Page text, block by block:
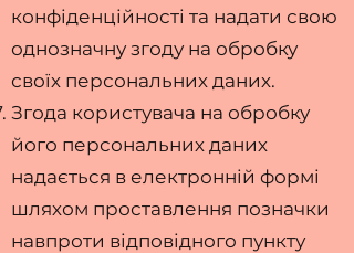
конфіденційності та надати свою
однозначну згоду на обробку
своїх персональних даних.
Згода користувача на обробку
його персональних даних
надається в електронній формі
шляхом проставлення позначки
навпроти відповідного пункту